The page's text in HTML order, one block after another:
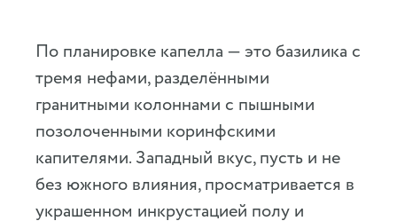
По планировке капелла — это базилика с
тремя нефами, разделёнными
гранитными колоннами с пышными
позолоченными коринфскими
капителями. Западный вкус, пусть и не
без южного влияния, просматривается в
украшенном инкрустацией полу и